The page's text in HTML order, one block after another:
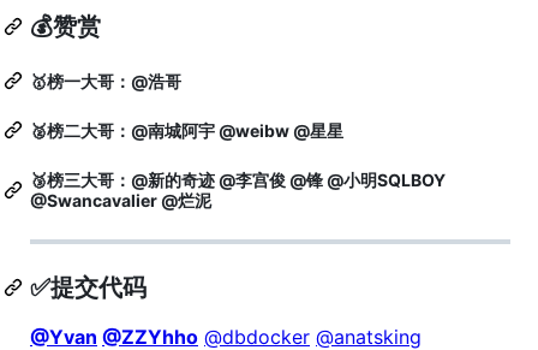
💰赞赏
🥇榜一大哥： @浩哥
🥈榜二大哥： @南城阿宇@weibw@星星
🥉榜三大哥： @新的奇迹@李宫俊@锋@小明SQLBOY
@Swancavalier@烂泥
✅提交代码
@Yvan @ZZYhho @dbdocker @anatsking